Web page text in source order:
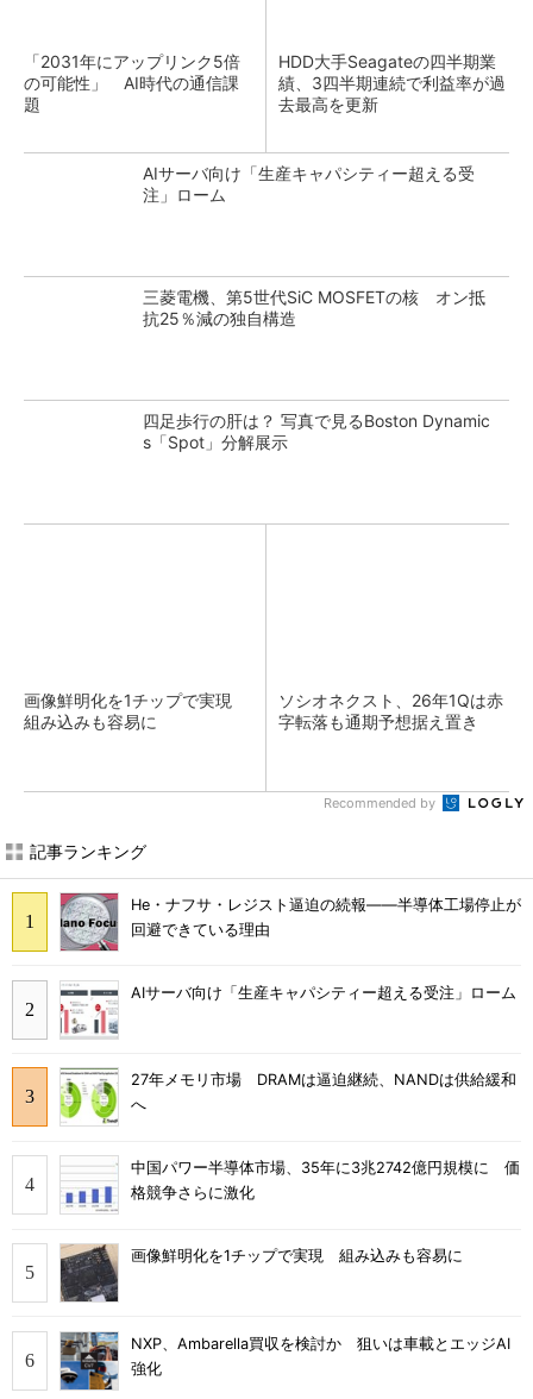
「2031年にアップリンク5倍
の可能性」 AI時代の通信課
題
HDD大手Seagateの四半期業
績、3四半期連続で利益率が過
去最高を更新
AIサーバ向け「生産キャパシティー超える受
注」ローム
三菱電機、第5世代SiC MOSFETの核 オン抵
抗25％減の独自構造
四足歩行の肝は？ 写真で見るBoston Dynamic
s「Spot」分解展示
画像鮮明化を1チップで実現
組み込みも容易に
ソシオネクスト、26年1Qは赤
字転落も通期予想据え置き
Recommended by
記事ランキング
He・ナフサ・レジスト逼迫の続報――半導体工場停止が
回避できている理由
AIサーバ向け「生産キャパシティー超える受注」ローム
27年メモリ市場 DRAMは逼迫継続、NANDは供給緩和
へ
中国パワー半導体市場、35年に3兆2742億円規模に 価
格競争さらに激化
画像鮮明化を1チップで実現 組み込みも容易に
NXP、Ambarella買収を検討か 狙いは車載とエッジAI
強化